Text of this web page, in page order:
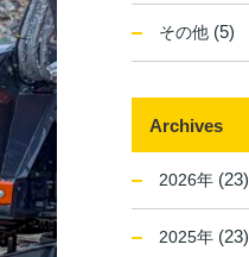
その他 (5)
Archives
2026年 (23)
2025年 (23)